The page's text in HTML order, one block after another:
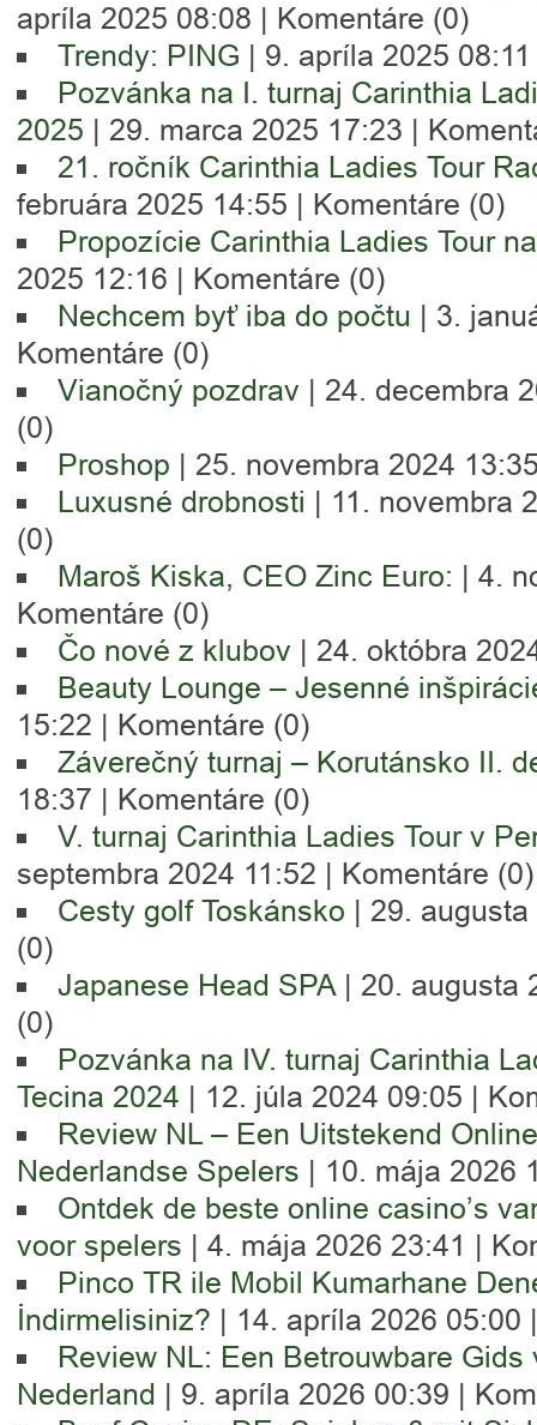
apríla 2025 08:08 | Komentáre (0)
Trendy: PING | 9. apríla 2025
Pozvánka na I. turnaj Carinthia
2025 | 29. marca 2025 17:23 |
21. ročník Carinthia Ladies Tour
februára 2025 14:55 | Komentáre (0)
Propozície Carinthia Ladies Tour
2025 12:16 | Komentáre (0)
Nechcem byť iba do počtu | 3.
Komentáre (0)
Vianočný pozdrav | 24. decembra
(0)
Proshop | 25. novembra 2024
Luxusné drobnosti | 11. novembra
(0)
Maroš Kiska, CEO Zinc Euro: | 4.
Komentáre (0)
Čo nové z klubov | 24. októbra
Beauty Lounge – Jesenné
15:22 | Komentáre (0)
Záverečný turnaj – Korutánsko II.
18:37 | Komentáre (0)
V. turnaj Carinthia Ladies Tour v
septembra 2024 11:52 | Komentáre (0)
Cesty golf Toskánsko | 29.
(0)
Japanese Head SPA| 20. augusta
(0)
Pozvánka na IV. turnaj Carinthia
Tecina 2024 | 12. júla 2024 09:05 |
Review NL – Een Uitstekend
Nederlandse Spelers | 10. mája 2026
Ontdek de beste online casino’s
voor spelers | 4. mája 2026 23:41 |
Pinco TR ile Mobil Kumarhane
İndirmelisiniz? | 14. apríla 2026 05:00
Review NL: Een Betrouwbare Gids
Nederland | 9. apríla 2026 00:39 |